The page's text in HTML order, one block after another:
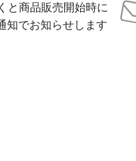
と商品販売開始時に
知でお知らせします